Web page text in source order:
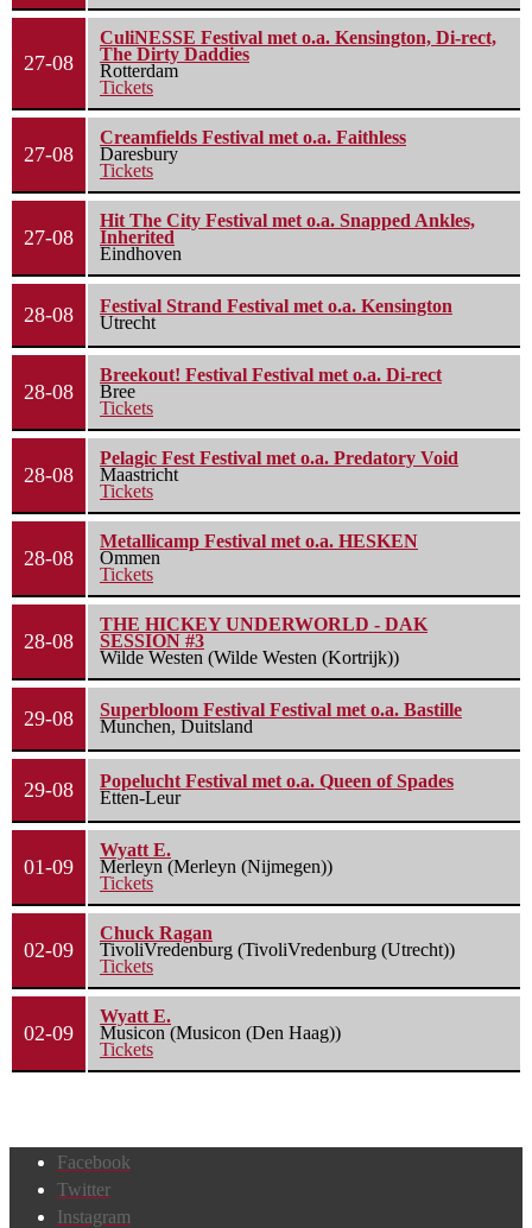
27-08
CuliNESSE Festival met o.a. Kensington, Di-rect,
The Dirty Daddies
Rotterdam
Tickets
27-08
Creamfields Festival met o.a. Faithless
Daresbury
Tickets
27-08
Hit The City Festival met o.a. Snapped Ankles,
Inherited
Eindhoven
28-08
Festival Strand Festival met o.a. Kensington
Utrecht
28-08
Breekout! Festival Festival met o.a. Di-rect
Bree
Tickets
28-08
Pelagic Fest Festival met o.a. Predatory Void
Maastricht
Tickets
28-08
Metallicamp Festival met o.a. HESKEN
Ommen
Tickets
28-08
THE HICKEY UNDERWORLD - DAK
SESSION #3
Wilde Westen (Wilde Westen (Kortrijk))
29-08
Superbloom Festival Festival met o.a. Bastille
Munchen, Duitsland
29-08
Popelucht Festival met o.a. Queen of Spades
Etten-Leur
01-09
Wyatt E.
Merleyn (Merleyn (Nijmegen))
Tickets
02-09
Chuck Ragan
TivoliVredenburg (TivoliVredenburg (Utrecht))
Tickets
02-09
Wyatt E.
Musicon (Musicon (Den Haag))
Tickets
Facebook
Twitter
Instagram